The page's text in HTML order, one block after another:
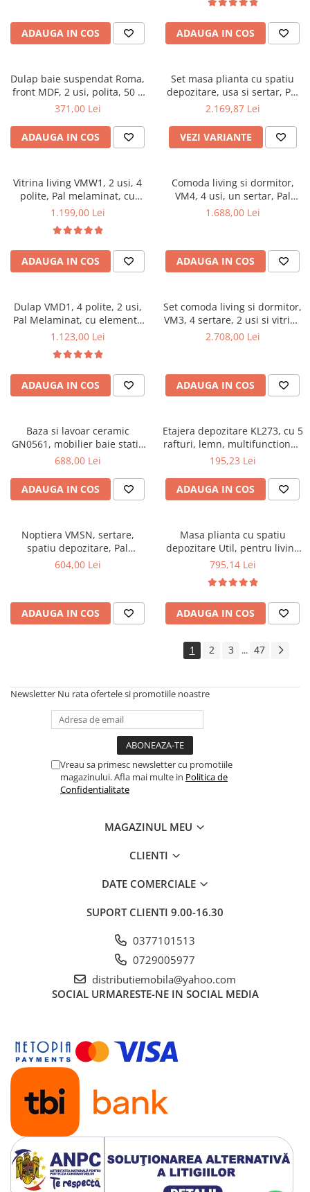
Mobilier copii
Mobila camera copii
Saltele patuturi copii
Paturi copii
Masa si scaune gradinita
Seturi comode living si dormitor
bej
ADAUGA IN COS
negru
ADAUGA IN COS
Dulap baie suspendat Roma,
front MDF, 2 usi, polita, 50 x
68 cm, alb
371,00 Lei
ADAUGA IN COS
Set masa plianta cu spatiu
depozitare, usa si sertar, Pal
Melaminat, 160x96x80 cm si 6
cu piele ecologica, nuc
2.169,87 Lei
VEZI VARIANTE
Vitrina living VMW1, 2 usi, 4
polite, Pal melaminat, cu
insertii MDF, Nuc
1.199,00 Lei
ADAUGA IN COS
Comoda living si dormitor,
VM4, 4 usi, un sertar, Pal
melaminat, cu insertii MDF,
1.688,00 Lei
ADAUGA IN COS
Dulap VMD1, 4 polite, 2 usi,
Pal Melaminat, cu elemente
din MDF, Nuc
1.123,00 Lei
ADAUGA IN COS
Set comoda living si dormitor,
VM3, 4 sertare, 2 usi si vitrina
suprapozabila VMN4, 2 usi, 2
2.708,00 Lei
ADAUGA IN COS
Baza si lavoar ceramic
GN0561, mobilier baie stativ
50 cm, front MDF, 2 usi, 2
reglabile, alb/antracit
688,00 Lei
ADAUGA IN COS
Etajera depozitare KL273, cu 5
rafturi, lemn, multifunctional,
natur
195,23 Lei
ADAUGA IN COS
Noptiera VMSN, sertare,
spatiu depozitare, Pal
Melaminat, insertii MDF, Nuc
604,00 Lei
ADAUGA IN COS
Masa plianta cu spatiu
depozitare Util, pentru living
si bucatarie, PAL, structura
persoane, 160x96x80 cm, fag
795,14 Lei
ADAUGA IN COS
1 2 3 ... 47
Newsletter Nu rata ofertele si promotiile noastre
Vreau sa primesc newsletter cu promotiile
magazinului. Afla mai multe in Politica de
Confidentialitate
MAGAZINUL MEU
CLIENTI
DATE COMERCIALE
SUPORT CLIENTI 9.00-16.30
0377101513
0729005977
distributiemobila@yahoo.com
SOCIAL URMARESTE-NE IN SOCIAL MEDIA